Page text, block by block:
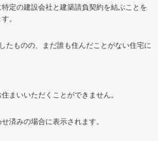
定の建設会社と建築請負契約を結ぶことを
。
たものの、まだ誰も住んだことがない住宅に
まいいただくことができません。
済みの場合に表示されます。